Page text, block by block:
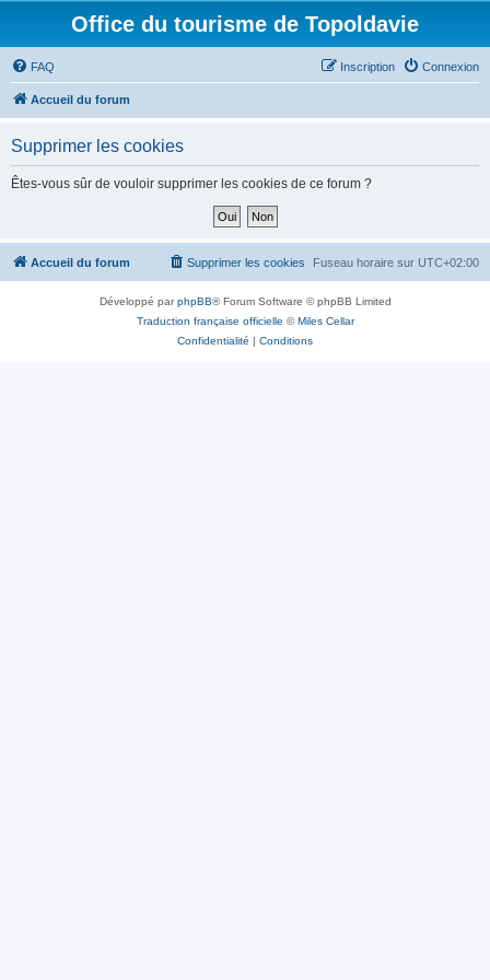
Office du tourisme de Topoldavie
FAQ Connexion
Inscription
Accueil du forum
Supprimer les cookies
Êtes-vous sûr de vouloir supprimer les cookies de ce forum ?
Accueil du forum Fuseau horaire sur UTC+02:00
Supprimer les cookies
Développé parphpBB® Forum Software © phpBB Limited
Traduction française officielle ©Miles Cellar
Confidentialité | Conditions